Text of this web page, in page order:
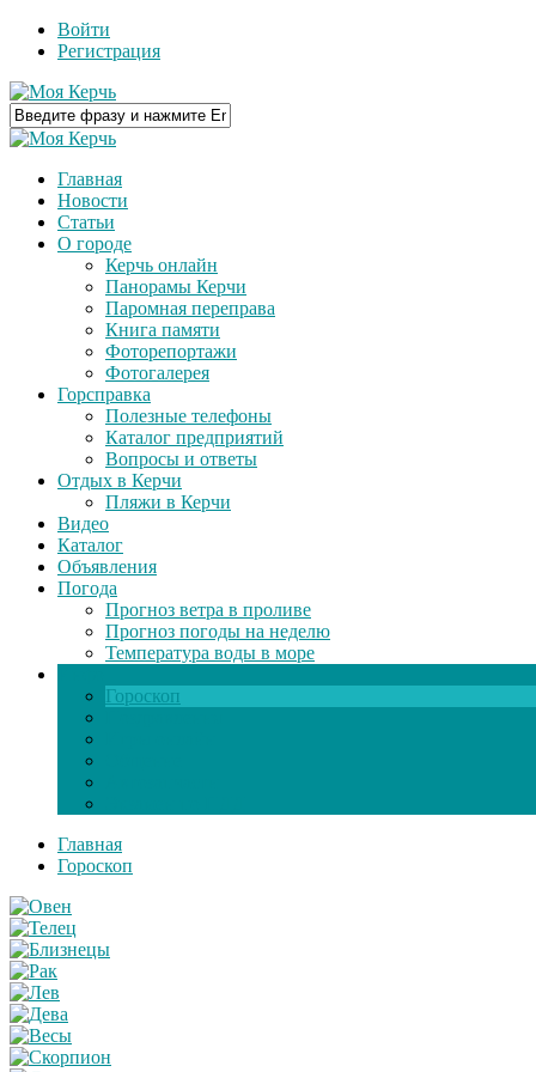
Войти
Регистрация
Главная
Новости
Статьи
О городе
Керчь онлайн
Панорамы Керчи
Паромная переправа
Книга памяти
Фоторепортажи
Фотогалерея
Горсправка
Полезные телефоны
Каталог предприятий
Вопросы и ответы
Отдых в Керчи
Пляжи в Керчи
Видео
Каталог
Объявления
Погода
Прогноз ветра в проливе
Прогноз погоды на неделю
Температура воды в море
Гороскоп
Главная
Гороскоп